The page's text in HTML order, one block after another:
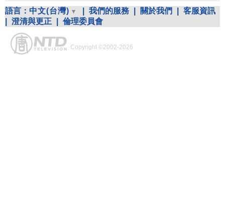
語言： 中文(台灣) 我們的服務 關於我們
客服資訊
澄清與更正 倫理委員會
Copyright ©2002-2026